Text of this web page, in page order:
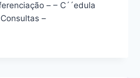
– – C´´edula
–